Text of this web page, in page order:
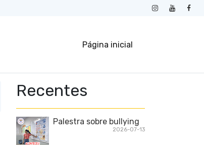
Página inicial
Recentes
Palestra sobre bullying
2026-07-13